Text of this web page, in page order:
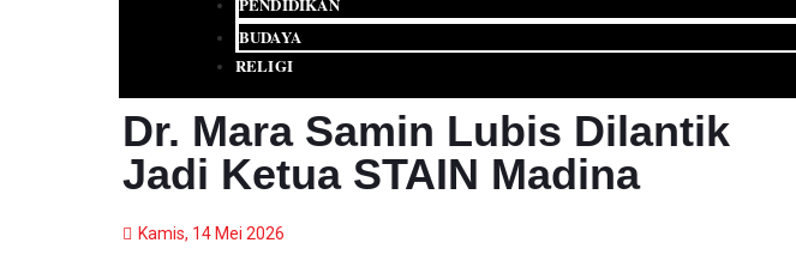
BUDAYA
RELIGI
Dr. Mara Samin Lubis Dilantik
Jadi Ketua STAIN Madina
Kamis, 14 Mei 2026